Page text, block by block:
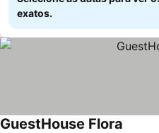
exatos.
GuestHouse Flora